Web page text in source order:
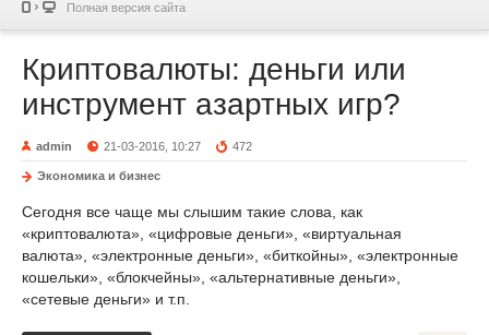
Полная версия сайта
Криптовалюты: деньги или
инструмент азартных игр?
admin 21-03-2016, 10:27 472
Экономика и бизнес
Сегодня все чаще мы слышим такие слова, как
«криптовалюта», «цифровые деньги», «виртуальная
валюта», «электронные деньги», «биткойны», «электронные
кошельки», «блокчейны», «альтернативные деньги»,
«сетевые деньги» и т.п.